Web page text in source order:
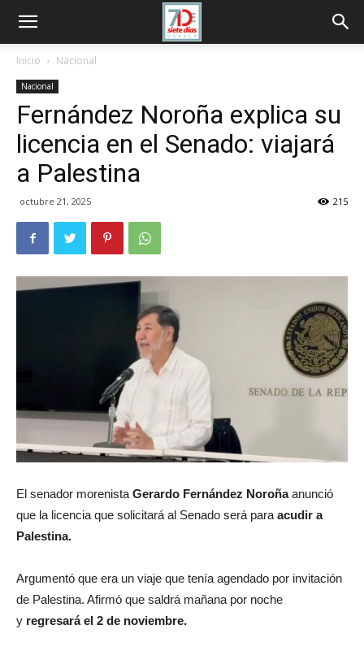
Inicio Nacional
Nacional
Fernández Noroña explica su
licencia en el Senado: viajará
a Palestina
octubre 21, 2025 215
El senador morenista Gerardo Fernández Noroñaanunció
que la licencia que solicitará al Senado será para acudir a
Palestina.
Argumentó que era un viaje que tenía agendado por invitación
de Palestina. Afirmó que saldrá mañana por noche
y regresará el 2 de noviembre.